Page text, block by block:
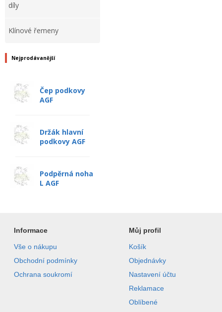
díly
Klínové řemeny
Nejprodávanější
Čep podkovy
AGF
Držák hlavní
podkovy AGF
Podpěrná noha
L AGF
Informace
Vše o nákupu
Obchodní podmínky
Ochrana soukromí
Můj profil
Košík
Objednávky
Nastavení účtu
Reklamace
Oblíbené